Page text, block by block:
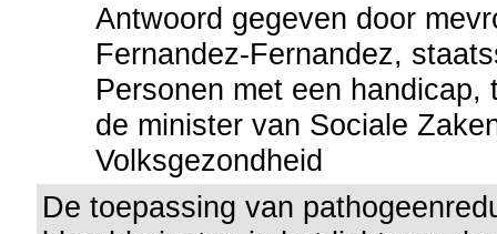
Antwoord gegeven door
Fernandez-Fernandez,
Personen met een handicap,
de minister van Sociale
Volksgezondheid
De toepassing van